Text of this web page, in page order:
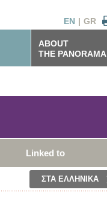
GR
|
EN
ABOUT
THE PANORAMA
Linked to
ΣΤΑ ΕΛΛΗΝΙΚΑ